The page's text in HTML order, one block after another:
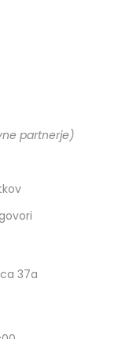
partnerje)
37a